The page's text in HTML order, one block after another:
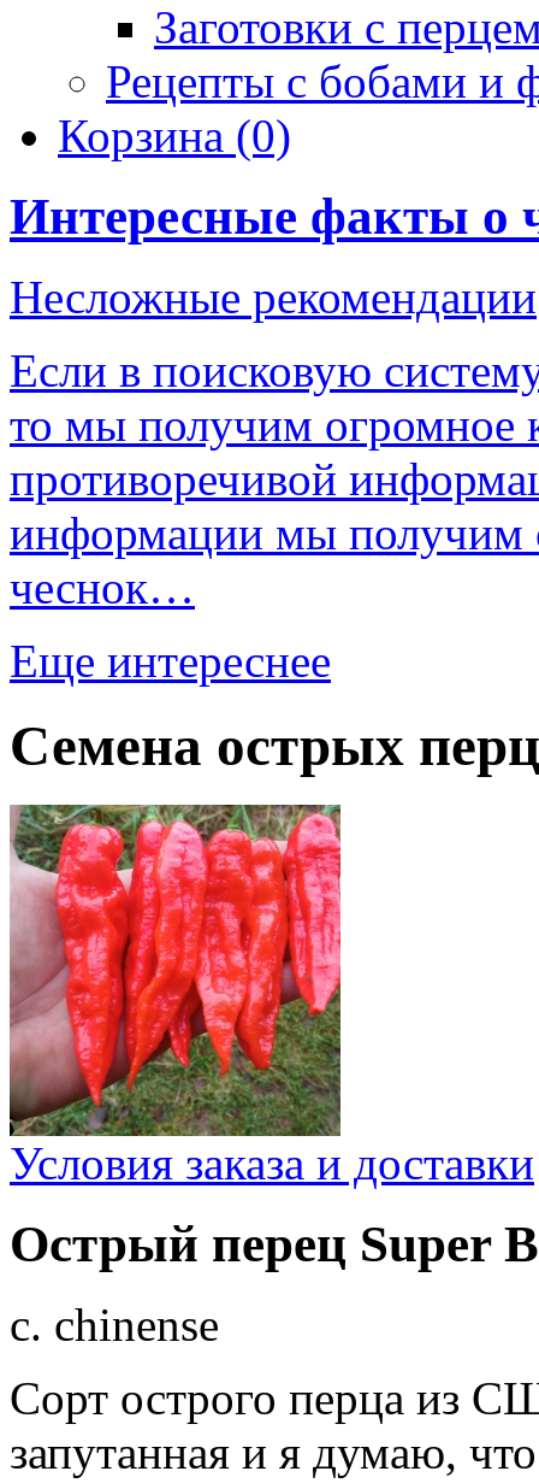
Заготовки с
Рецепты с бобами и
Корзина (0)
Интересные факты о
Несложные рекомендации
Если в поисковую
то мы получим огромное
противоречивой
информации мы получим
чеснок…
Еще интереснее
Семена острых
Условия заказа и доставки
Острый перец Super
c. chinense
Сорт острого перца из
запутанная и я думаю,